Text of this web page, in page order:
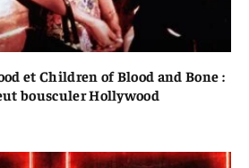
et Children of Blood and Bone :
bousculer Hollywood